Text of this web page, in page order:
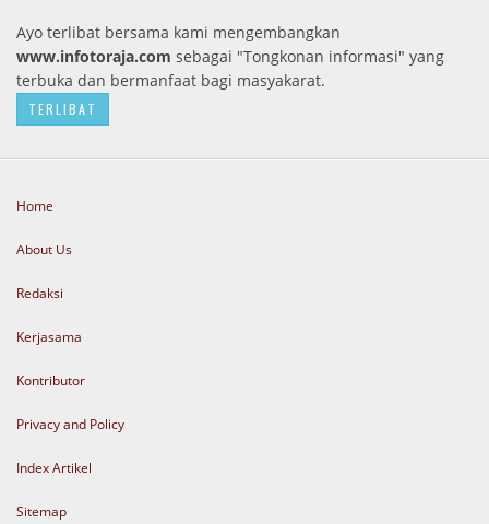
Ayo terlibat bersama kami mengembangkan
www.infotoraja.com sebagai "Tongkonan informasi" yang
terbuka dan bermanfaat bagi masyakarat.
TERLIBAT
Home
About Us
Redaksi
Kerjasama
Kontributor
Privacy and Policy
Index Artikel
Sitemap